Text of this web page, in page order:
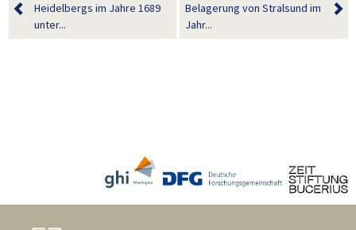
Heidelbergs im Jahre 1689
unter...
Belagerung von Stralsund im
Jahr...